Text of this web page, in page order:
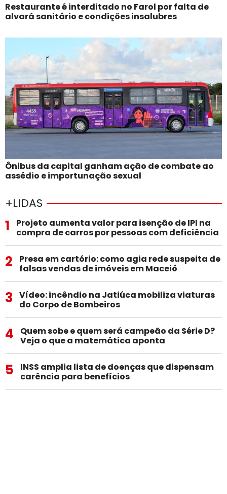
Restaurante é interditado no Farol por falta de
alvará sanitário e condições insalubres
Ônibus da capital ganham ação de combate ao
assédio e importunação sexual
+LIDAS
1
Projeto aumenta valor para isenção de IPI na
compra de carros por pessoas com deficiência
2
Presa em cartório: como agia rede suspeita de
falsas vendas de imóveis em Maceió
3
Vídeo: incêndio na Jatiúca mobiliza viaturas
do Corpo de Bombeiros
4
Quem sobe e quem será campeão da Série D?
Veja o que a matemática aponta
5
INSS amplia lista de doenças que dispensam
carência para benefícios